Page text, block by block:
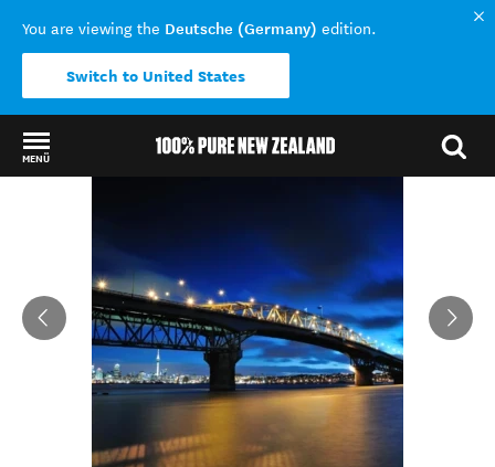
You are viewing the Deutsche (Germany) edition.
Switch to United States
MENÜ